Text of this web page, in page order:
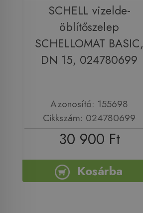
SCHELL vizelde-
öblítőszelep
SCHELLOMAT BASIC,
DN 15, 024780699
Azonosító: 155698
Cikkszám: 024780699
30 900 Ft
Kosárba